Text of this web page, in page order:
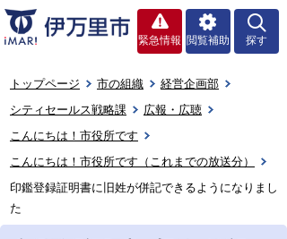
緊急情報 閲覧補助 探す
トップページ 市の組織
経営企画部
シティセールス戦略課
広報・広聴
こんにちは！市役所です
こんにちは！市役所です（これまでの放送分）
印鑑登録証明書に旧姓が併記できるようになりまし
た